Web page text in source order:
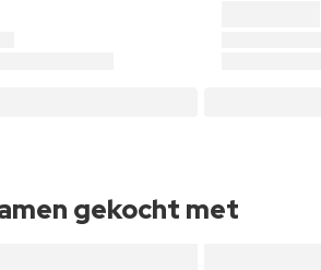
gekocht met